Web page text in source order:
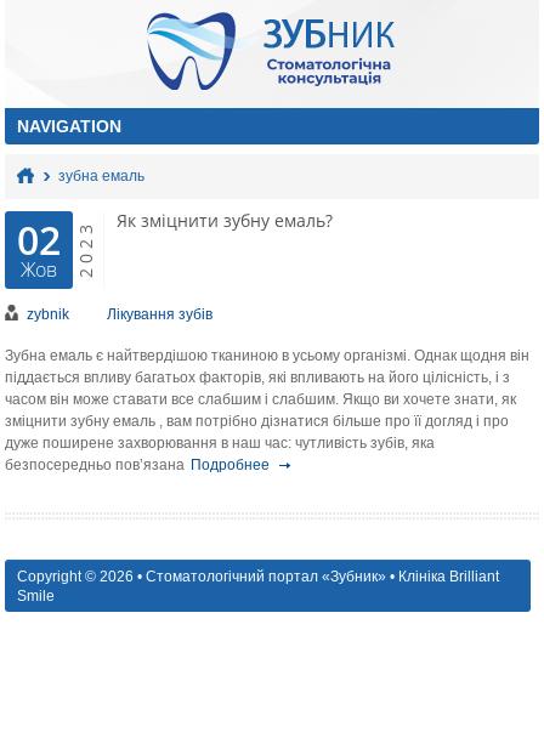
зубна емаль
02
Жов 2023 Як зміцнити зубну емаль?
zybnik Лікування зубів
Зубна емаль є найтвердішою тканиною в усьому організмі. Однак щодня він
піддається впливу багатьох факторів, які впливають на його цілісність, і з
часом він може ставати все слабшим і слабшим. Якщо ви хочете знати, як
зміцнити зубну емаль , вам потрібно дізнатися більше про її догляд і про
дуже поширене захворювання в наш час: чутливість зубів, яка
безпосередньо пов’язана Подробнее
Copyright © 2026 • Стоматологічний портал «Зубник» • Клініка Brilliant
Smile